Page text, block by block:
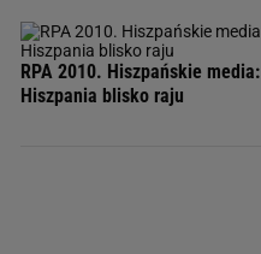
RPA 2010. Hiszpańskie media:
Hiszpania blisko raju